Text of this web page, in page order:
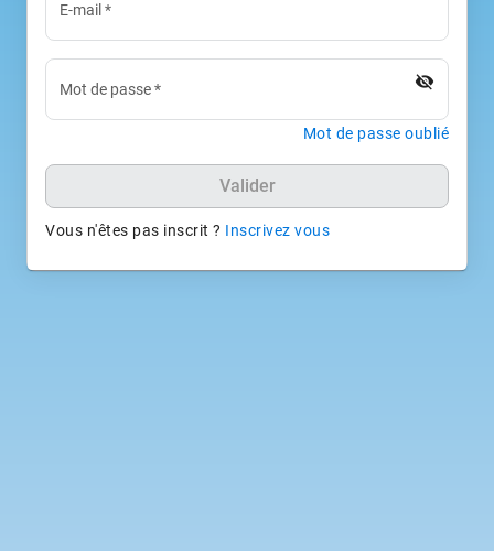
E-mail *
Mot de passe* visibility_off
Mot de passe oublié
Valider
Vous n'êtes pas inscrit ? Inscrivez vous